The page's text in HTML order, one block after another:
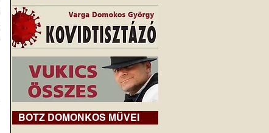
BOTZ DOMONKOS MŰVEI